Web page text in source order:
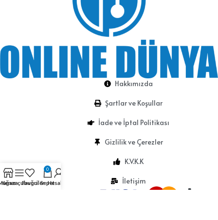
Hakkımızda
Şartlar ve Koşullar
İade ve İptal Politikası
Gizlilik ve Çerezler
K.V.K.K
İletişim
Kenar çubuğu
Favoriler
0
SepetHesabım